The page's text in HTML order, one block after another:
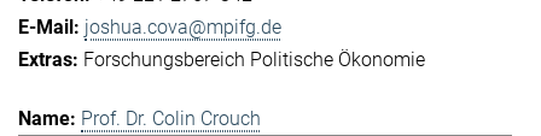
joshua.cova@mpifg.de
Forschungsbereich Politische Ökonomie
Prof. Dr. Colin Crouch